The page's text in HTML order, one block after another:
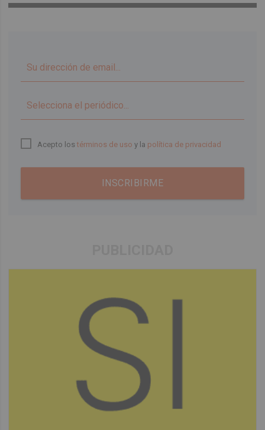
Acepto lostérminos de uso y la política de privacidad
INSCRIBIRME